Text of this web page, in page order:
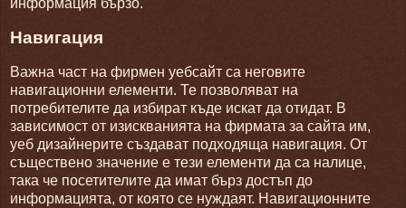
информация бързо.
Навигация
Важна част на фирмен уебсайт са неговите
навигационни елементи. Те позволяват на
потребителите да избират къде искат да отидат. В
зависимост от изискванията на фирмата за сайта им,
уеб дизайнерите създават подходяща навигация. От
съществено значение е тези елементи да са налице,
така че посетителите да имат бърз достъп до
информацията, от която се нуждаят. Навигационните